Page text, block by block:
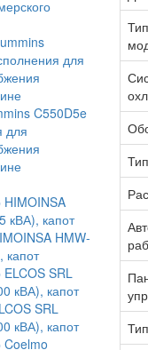
C550D5e
для
HMW-
капот
SRL
кВА), капот